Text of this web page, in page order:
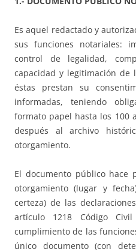
Es aquel redactado y
sus funciones notariales:
control de legalidad,
capacidad y legitimación
éstas prestan su
informadas, teniendo
formato papel hasta los 100
después al archivo
otorgamiento.
El documento público hace
otorgamiento (lugar y
certeza) de las
artículo 1218 Código
cumplimiento de las
único documento (con